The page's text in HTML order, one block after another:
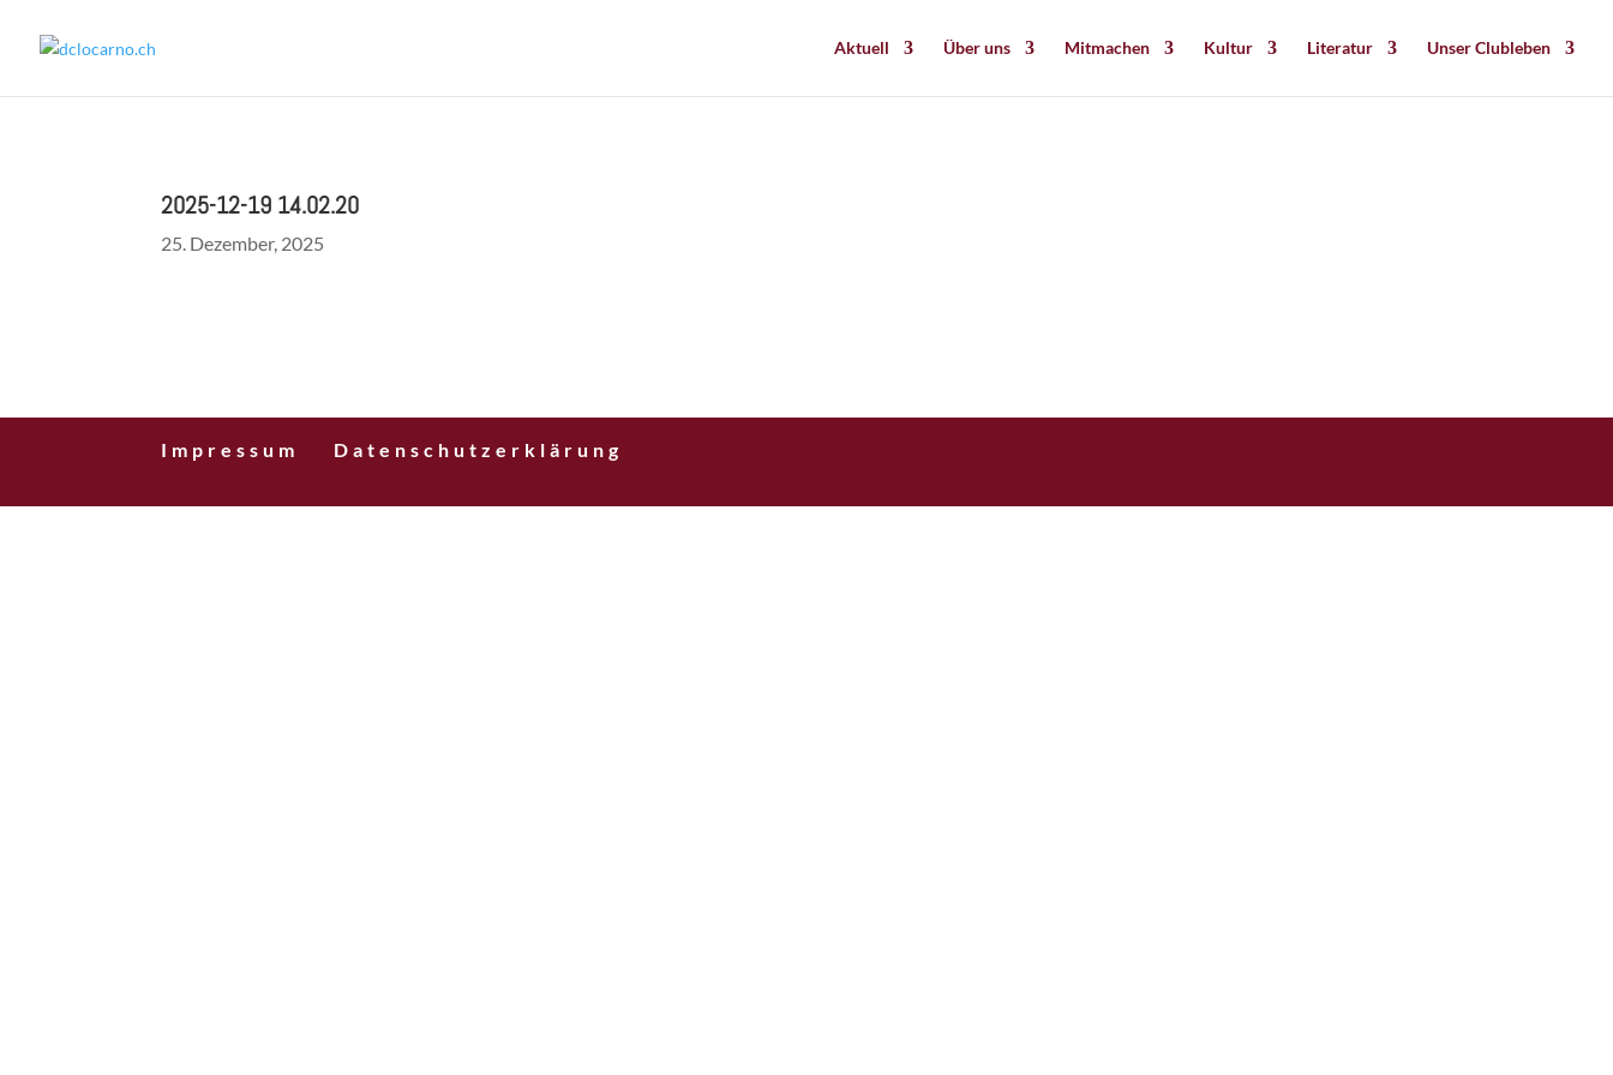
Aktuell Über uns Mitmachen Kultur Literatur Unser Clubleben
2025-12-19 14.02.20
25. Dezember, 2025
Impressum Datenschutzerklärung